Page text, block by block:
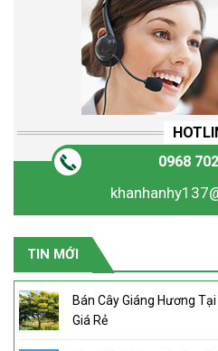
0968
TIN MỚI
Bán Cây Giáng Hương
Giá Rẻ